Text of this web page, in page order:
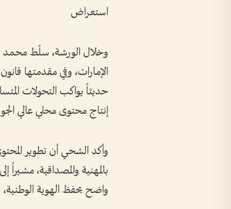
استعراض
وخلال الورشة، سلّط محمد
حديثاً يواكب التحولات
إنتاج محتوى محلي عالي
وأكد الشحي أن تطوير
بالمهنية والمصداقية،
واضح يحفظ الهوية الوطنية،